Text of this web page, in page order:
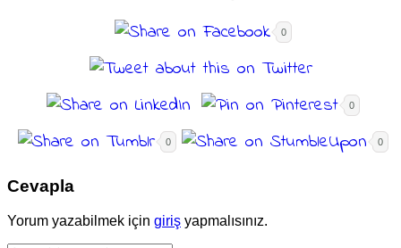
0
0
0 0
Cevapla
Yorum yazabilmek için giriş yapmalısınız.